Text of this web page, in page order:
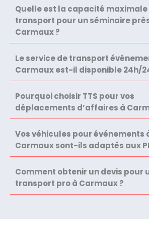
Quelle est la capacité maximale
transport pour un séminaire
Carmaux ?
Le service de transport
Carmaux est-il disponible 24h/
Pourquoi choisir TTS pour vos
déplacements d’affaires à
Vos véhicules pour événements
Carmaux sont-ils adaptés aux
Comment obtenir un devis pour
transport pro à Carmaux ?